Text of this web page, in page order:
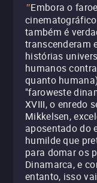
"Embora o
também é
transcenderam
histórias
humanos
quanto
"faroweste
XVIII, o enredo
Mikkelsen,
aposentado do
humilde que
para domar os
Dinamarca, e
entanto, isso